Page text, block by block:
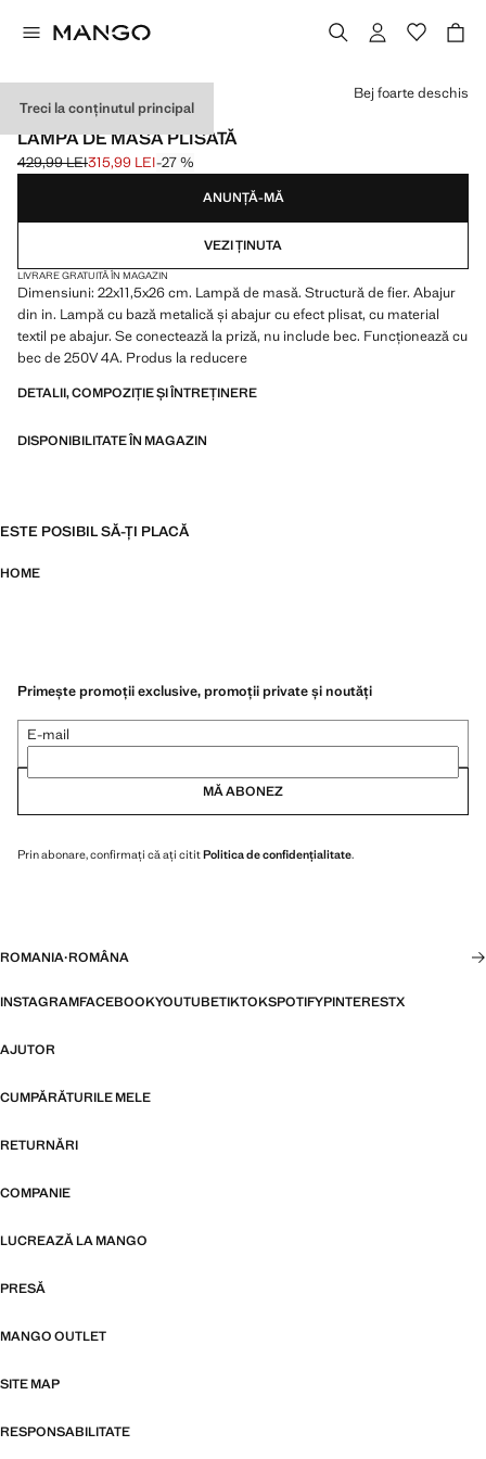
Treci la conținutul principal
IN
LAMPĂ DE MASĂ PLISATĂ
Preț inițial tăiat [429,99 LEI ]
429,99 LEI
Preț actual [315,99 LEI ]
315,99 LEI-27 %
Selectează o culoare
Bej foarte deschis
ANUNȚĂ-MĂ
VEZI ȚINUTA
LIVRARE GRATUITĂ ÎN MAGAZIN
Dimensiuni: 22x11,5x26 cm. Lampă de masă. Structură de fier. Abajur
din in. Lampă cu bază metalică și abajur cu efect plisat, cu material
textil pe abajur. Se conectează la priză, nu include bec. Funcționează cu
bec de 250V 4A. Produs la reducere
DETALII, COMPOZIȚIE ȘI ÎNTREȚINERE
DISPONIBILITATE ÎN MAGAZIN
ESTE POSIBIL SĂ-ȚI PLACĂ
HOME
Primește promoții exclusive, promoții private și noutăți
E-mail
MĂ ABONEZ
Prin abonare, confirmați că ați cititPolitica de confidențialitate.
ROMANIA·ROMÂNA
INSTAGRAMFACEBOOKYOUTUBETIKTOKSPOTIFYPINTERESTX
AJUTOR
CUMPĂRĂTURILE MELE
RETURNĂRI
COMPANIE
LUCREAZĂ LA MANGO
PRESĂ
MANGO OUTLET
SITE MAP
RESPONSABILITATE